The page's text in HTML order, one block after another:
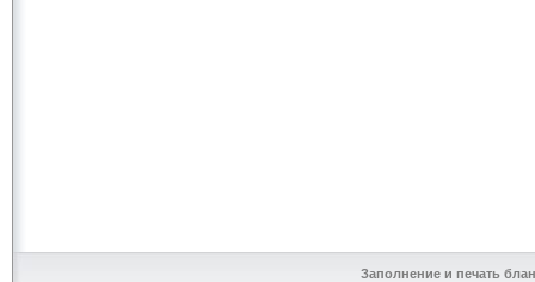
Заполнение и печать